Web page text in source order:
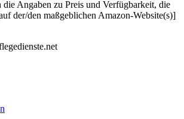
die Angaben zu Preis und Verfügbarkeit, die
der/den maßgeblichen Amazon-Website(s)]